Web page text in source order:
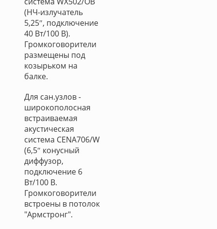
(НЧ-излучатель
5,25″, подключение
40 Вт/100 В).
Громкоговорители
размещены под
козырьком на
балке.
Для сан.узлов -
широкополосная
встраиваемая
акустическая
система CENA706/W
(6,5″ конусный
диффузор,
подключение 6
Вт/100 В.
Громкоговорители
встроены в потолок
"Армстронг".